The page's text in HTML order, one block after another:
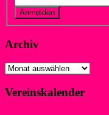
Archiv
Archiv
Vereinskalender